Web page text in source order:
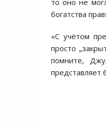
то оно не
богатства
«С учётом
просто
помните,
представляет